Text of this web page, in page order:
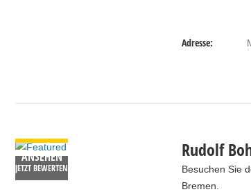
Adresse:
ANSEHEN
JETZT BEWERTEN
Rudolf
Besuchen Sie
Bremen.